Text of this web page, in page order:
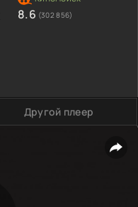
8.6 (302 856)
Другой плеер